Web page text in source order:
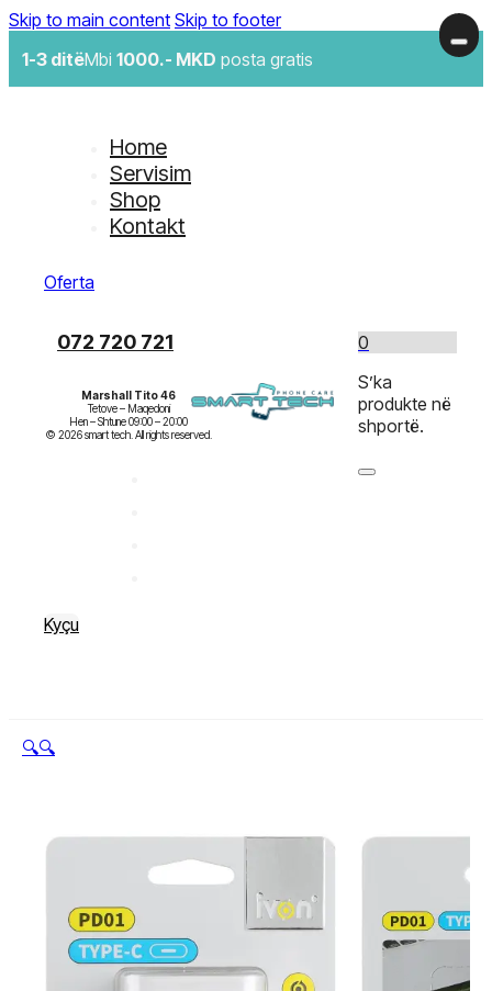
Skip to main content Skip to footer
1-3 ditëMbi 1000.- MKD posta gratis
Home
Servisim
Shop
Kontakt
Oferta
072 720 721
Marshall Tito 46
Tetove – Maqedoni
Hen – Shtune 09:00 – 20:00
Kyçu
0
S’ka
produkte në
shportë.
🔍🔍